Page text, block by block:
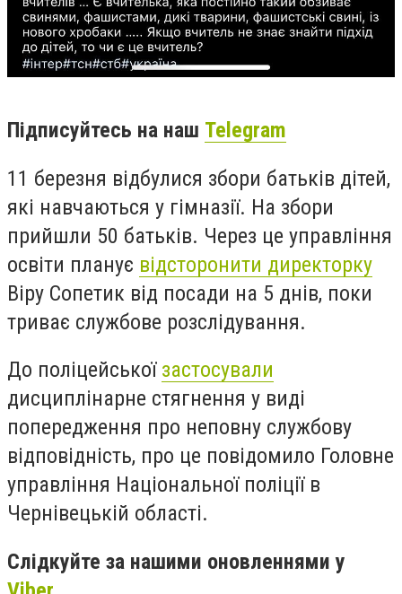
Підписуйтесь на наш Telegram
11 березня відбулися збори батьків дітей,
які навчаються у гімназії. На збори
прийшли 50 батьків. Через це управління
освіти планує відсторонити директорку
Віру Сопетик від посади на 5 днів, поки
триває службове розслідування.
До поліцейської застосували
дисциплінарне стягнення у виді
попередження про неповну службову
відповідність, про це повідомило Головне
управління Національної поліції в
Чернівецькій області.
Слідкуйте за нашими оновленнями у